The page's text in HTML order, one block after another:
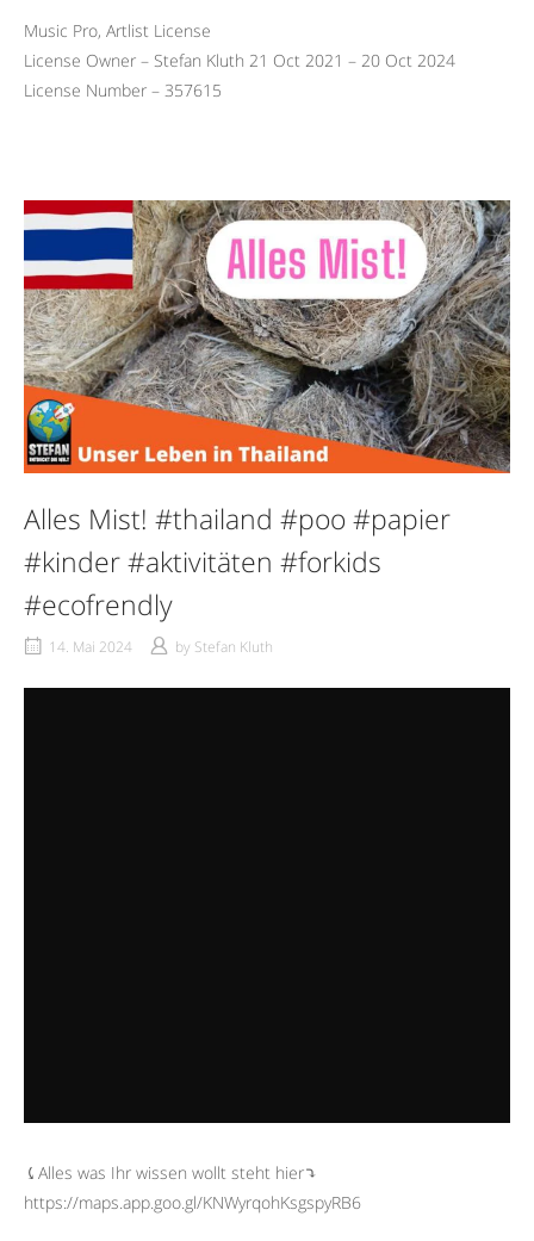
Music Pro, Artlist License
License Owner – Stefan Kluth 21 Oct 2021 – 20 Oct 2024
License Number – 357615
Alles Mist! #thailand #poo #papier
#kinder #aktivitäten #forkids
#ecofrendly
14. Mai 2024 by Stefan Kluth
⤹Alles was Ihr wissen wollt steht hier⤵︎
https://maps.app.goo.gl/KNWyrqohKsgspyRB6